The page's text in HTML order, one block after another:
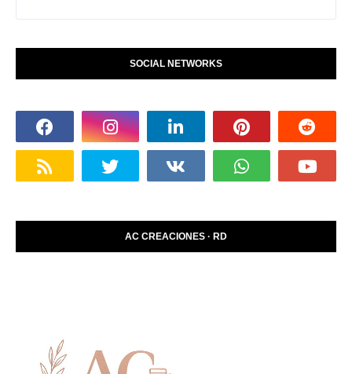
SOCIAL NETWORKS
AC CREACIONES · RD